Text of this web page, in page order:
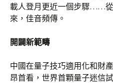
載人登月更近一個步驟……
來，佳音頻傳。
開闢新範疇
中國在量子技巧適用化和財
昂首看，世界首顆量子迷信